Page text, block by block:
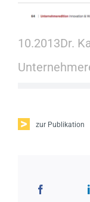
10.2013Dr.
zur Publikation